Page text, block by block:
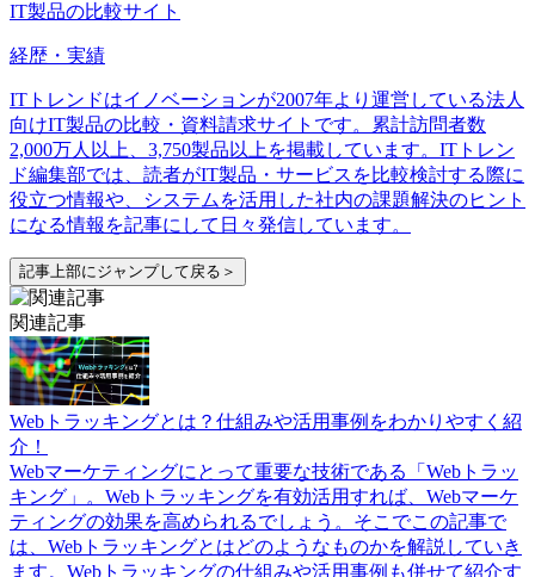
IT製品の比較サイト
経歴・実績
ITトレンドはイノベーションが2007年より運営している法人
向けIT製品の比較・資料請求サイトです。累計訪問者数
2,000万人以上、3,750製品以上を掲載しています。ITトレン
ド編集部では、読者がIT製品・サービスを比較検討する際に
役立つ情報や、システムを活用した社内の課題解決のヒント
になる情報を記事にして日々発信しています。
記事上部にジャンプして戻る＞
関連記事
Webトラッキングとは？仕組みや活用事例をわかりやすく紹
介！
Webマーケティングにとって重要な技術である「Webトラッ
キング」。Webトラッキングを有効活用すれば、Webマーケ
ティングの効果を高められるでしょう。そこでこの記事で
は、Webトラッキングとはどのようなものかを解説していき
ます。Webトラッキングの仕組みや活用事例も併せて紹介す